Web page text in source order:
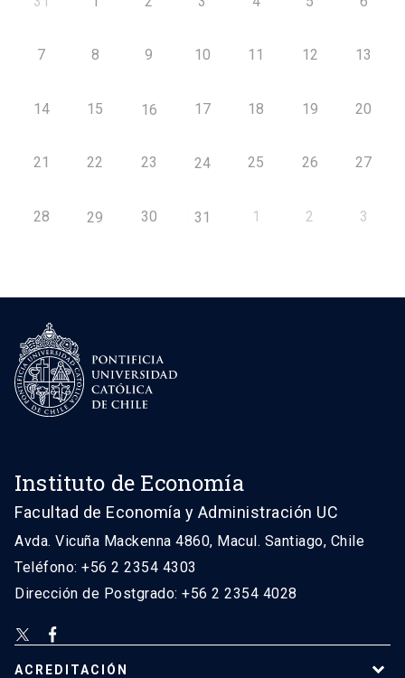
7 8 9 10 11 12 13
14 15 16 17 18 19 20
21 22 23 24 25 26 27
28 29 30 31 1 2 3
Instituto de Economía
Facultad de Economía y Administración UC
Avda. Vicuña Mackenna 4860, Macul. Santiago, Chile
Teléfono: +56 2 2354 4303
Dirección de Postgrado: +56 2 2354 4028
ACREDITACIÓN